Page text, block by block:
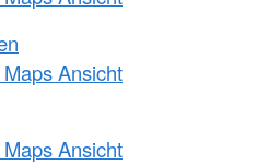
Ansicht
Ansicht